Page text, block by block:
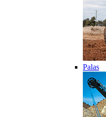
Palas